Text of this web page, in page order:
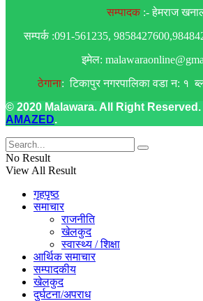
सम्पादक:- हेमराज
सम्पर्क :091-561235,
इमेल:
ठेगाना: टिकापुर नगरपालिका वडा न: १
© 2020 Malawara. All Right
AMAZED.
No Result
View All Result
गृहपृष्ठ
समाचार
राजनीति
खेलकुद
स्वास्थ्य / शिक्षा
आर्थिक समाचार
सम्पादकीय
खेलकुद
दुर्घटना/अपराध